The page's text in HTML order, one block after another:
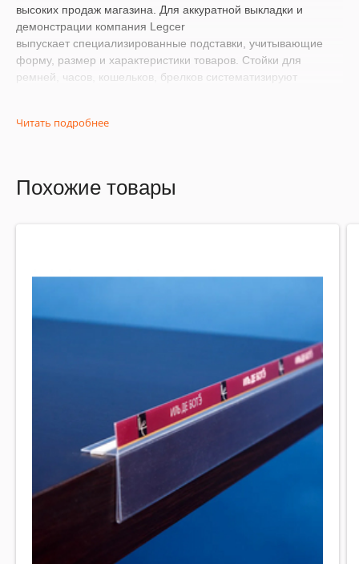
высоких продаж магазина. Для аккуратной выкладки и
демонстрации компания Legcer
выпускает специализированные подставки , учитывающие
форму, размер и характеристики товаров. Стойки для
ремней, часов, кошельков, брелков систематизируют
долговечного оргстекла.
● Легкий вес конструкции.
● Экологическая безопасность.
● Высокая устойчивость к царапинам и механическим
● Долгий срок службы – материал не мутнеет, устойчив к
ультрафиолету, перепадам температур и влаге.
Подставки под ремень или часы производятся из акрила
толщиной 1,8 мм. Легко выдерживают нагрузку и не
повреждаются от легких ударов, устойчивы к деформации.
Виды конструкций
В каталоге Legcer стандартные модели подставок для
разного ассортимента магазина:
Читать подробнее
Похожие товары